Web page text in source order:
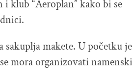
klub “Aeroplan” kako bi se
makete. U početku je
mora organizovati namenski